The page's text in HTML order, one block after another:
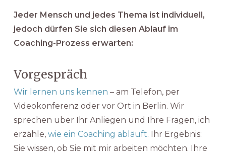
Jeder Mensch und jedes Thema ist individuell,
jedoch dürfen Sie sich diesen Ablauf im
Coaching-Prozess erwarten:
Vorgespräch
Wir lernen uns kennen – am Telefon, per
Videokonferenz oder vor Ort in Berlin. Wir
sprechen über Ihr Anliegen und Ihre Fragen, ich
erzähle, wie ein Coaching abläuft. Ihr Ergebnis:
Sie wissen, ob Sie mit mir arbeiten möchten. Ihre